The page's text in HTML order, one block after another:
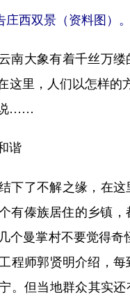
庄西双景（资料图）
大象有着千丝万缕
这里，人们以怎样的
说……
谐
了不解之缘，在这
傣族居住的乡镇，
个曼掌村不要觉得
程师郭贤明介绍，
。但当地群众其实